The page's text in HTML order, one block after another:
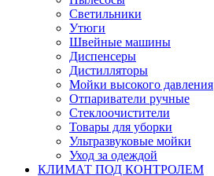
Светильники
Утюги
Швейные машины
Диспенсеры
Дистилляторы
Мойки высокого давления
Отпариватели ручные
Стеклоочистители
Товары для уборки
Ультразвуковые мойки
Уход за одеждой
КЛИМАТ ПОД КОНТРОЛЕМ